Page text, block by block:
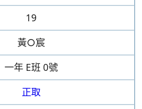
19
黃○宸
一年 E班 0號
正取